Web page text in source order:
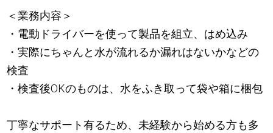
＜業務内容＞
・電動ドライバーを使って製品を組立、はめ込み
・実際にちゃんと水が流れるか漏れはないかなどの
検査
・検査後OKのものは、水をふき取って袋や箱に梱包
丁寧なサポート有るため、未経験から始める方も多